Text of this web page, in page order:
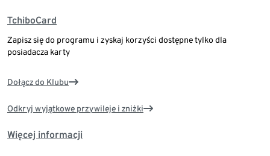
TchiboCard
Zapisz się do programu i zyskaj korzyści dostępne tylko dla
posiadacza karty
Dołącz do Klubu
Odkryj wyjątkowe przywileje i zniżki
Więcej informacji